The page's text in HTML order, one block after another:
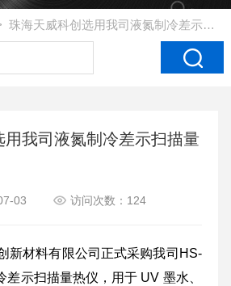
海天威科创选用我司液氮制冷差示扫描量热仪
用我司液氮制冷差示扫描量
03 访问次数：124
新材料有限公司正式采购我司HS-
差示扫描量热仪，用于 UV 墨水、